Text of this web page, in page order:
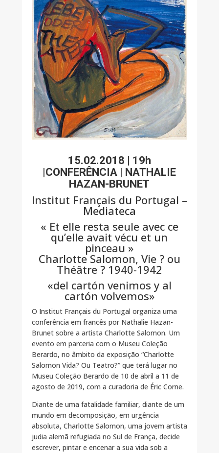
15.02.2018 | 19h
|CONFERÊNCIA | NATHALIE
HAZAN-BRUNET
Institut Français du Portugal –
Mediateca
« Et elle resta seule avec ce
qu’elle avait vécu et un
pinceau »
Charlotte Salomon, Vie ? ou
Théâtre ? 1940-1942
«del cartón venimos y al
cartón volvemos»
O Institut Français du Portugal organiza uma
conferência em francês por Nathalie Hazan-
Brunet sobre a artista Charlotte Salomon. Um
evento em parceria com o Museu Coleção
Berardo, no âmbito da exposição “Charlotte
Salomon Vida? Ou Teatro?” que terá lugar no
Museu Coleção Berardo de 10 de abril a 11 de
agosto de 2019, com a curadoria de Éric Corne.
Diante de uma fatalidade familiar, diante de um
mundo em decomposição, em urgência
absoluta, Charlotte Salomon, uma jovem artista
judia alemã refugiada no Sul de França, decide
escrever, pintar e encenar a sua vida sob a